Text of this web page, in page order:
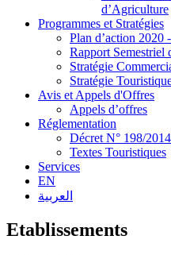
d’Agriculture
Programmes et Stratégies
Plan d’action 2020
Rapport Semestriel
Stratégie
Stratégie
Avis et Appels d'Offres
Appels d’offres
Réglementation
Décret N° 198/
Textes Touristiques
Services
EN
العربية
Etablissements